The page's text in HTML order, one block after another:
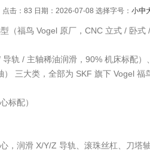
点击：83 日期：2026-07-08 选择字号： 小中
（福鸟 Vogel 原厂，CNC 立式 / 卧式
轨 / 主轴稀油润滑，90% 机床标配）
） 三大类，全部为 SKF 旗下 Vogel 福
标配）
，润滑 X/Y/Z 导轨、滚珠丝杠、刀塔